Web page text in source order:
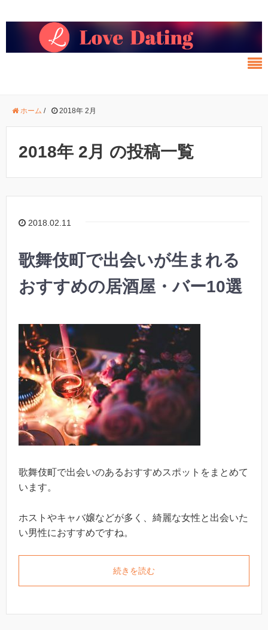
ホーム / 2018年 2月
2018年 2月 の投稿一覧
2018.02.11
歌舞伎町で出会いが生まれる
おすすめの居酒屋・バー10選
歌舞伎町で出会いのあるおすすめスポットをまとめて
います。
ホストやキャバ嬢などが多く、綺麗な女性と出会いた
い男性におすすめですね。
続きを読む